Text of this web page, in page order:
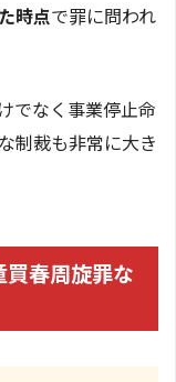
時点で罪に問われ
でなく事業停止命
制裁も非常に大き
春周旋罪な